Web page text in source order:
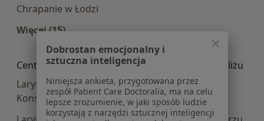
Chrapanie w Łodzi
Więcej (15)
Więcej w kategorii: Najczęście leczone choroby
Centra medyczne Laryngologia dziecięca w pobliżu
Laryngologia dziecięca centra medyczne w
Konstantynowie Łódzkim
Dobrostan emocjonalny i
sztuczna inteligencja
Niniejsza ankieta, przygotowana przez
zespół Patient Care Doctoralia, ma na celu
lepsze zrozumienie, w jaki sposób ludzie
korzystają z narzędzi sztucznej inteligencji